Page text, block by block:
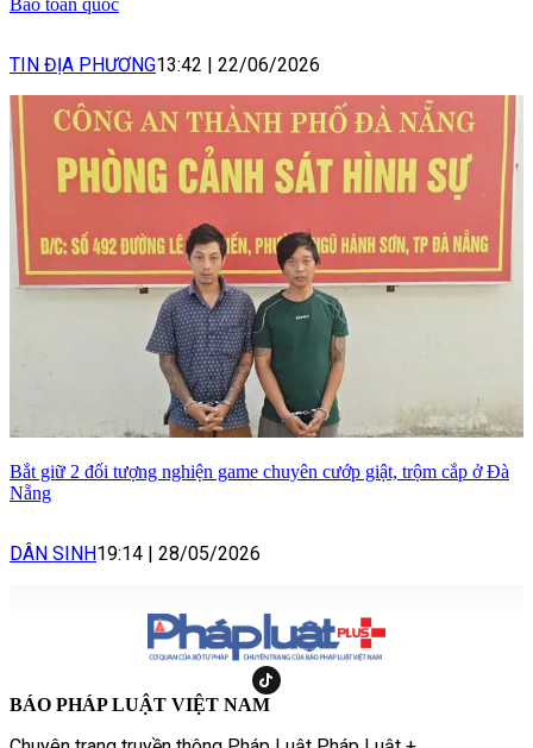
Báo toàn quốc
TIN ĐỊA PHƯƠNG13:42 22/06/2026
Bắt giữ 2 đối tượng nghiện game chuyên cướp giật, trộm cắp ở Đà
Nẵng
DÂN SINH19:14 28/05/2026
BÁO PHÁP LUẬT VIỆT NAM